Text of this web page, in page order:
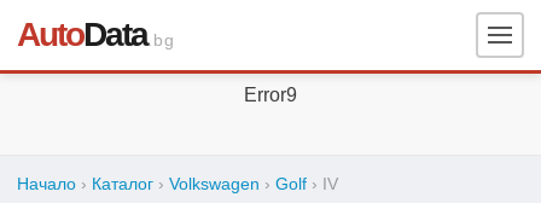
AutoData.bg
Error9
Начало › Каталог › Volkswagen › Golf › IV